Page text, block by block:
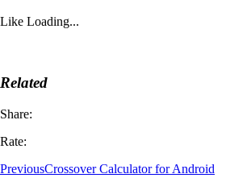
Like Loading...
Related
Share:
Rate:
PreviousCrossover Calculator for Android